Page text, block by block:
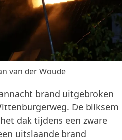
van der Woude
brand uitgebroken
De bliksem
dak tijdens een zware
uitslaande brand